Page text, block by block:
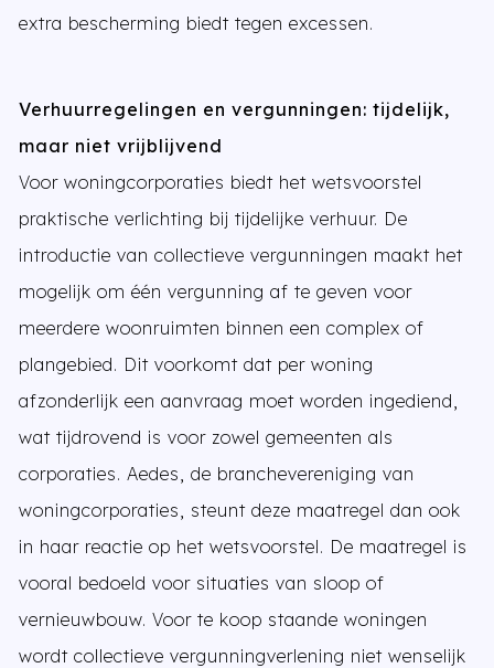
extra bescherming biedt tegen excessen.
Verhuurregelingen en vergunningen: tijdelijk,
maar niet vrijblijvend
Voor woningcorporaties biedt het wetsvoorstel
praktische verlichting bij tijdelijke verhuur. De
introductie van collectieve vergunningen maakt het
mogelijk om één vergunning af te geven voor
meerdere woonruimten binnen een complex of
plangebied. Dit voorkomt dat per woning
afzonderlijk een aanvraag moet worden ingediend,
wat tijdrovend is voor zowel gemeenten als
corporaties. Aedes, de branchevereniging van
woningcorporaties, steunt deze maatregel dan ook
in haar reactie op het wetsvoorstel. De maatregel is
vooral bedoeld voor situaties van sloop of
vernieuwbouw. Voor te koop staande woningen
wordt collectieve vergunningverlening niet wenselijk